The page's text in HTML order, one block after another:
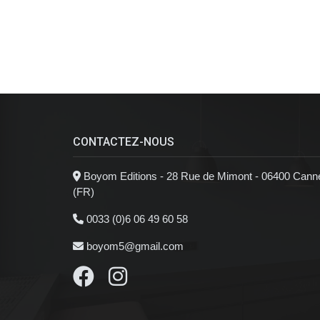
CONTACTEZ-NOUS
Boyom Editions - 28 Rue de Mimont - 06400
(FR)
0033 (0)6 06 49 60 58
boyom5@gmail.com